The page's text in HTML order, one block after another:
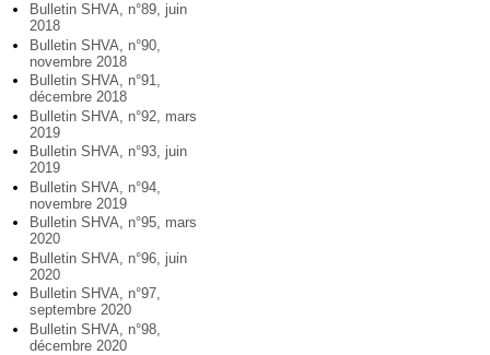
Bulletin SHVA, n°89, juin
2018
Bulletin SHVA, n°90,
novembre 2018
Bulletin SHVA, n°91,
décembre 2018
Bulletin SHVA, n°92, mars
2019
Bulletin SHVA, n°93, juin
2019
Bulletin SHVA, n°94,
novembre 2019
Bulletin SHVA, n°95, mars
2020
Bulletin SHVA, n°96, juin
2020
Bulletin SHVA, n°97,
septembre 2020
Bulletin SHVA, n°98,
décembre 2020